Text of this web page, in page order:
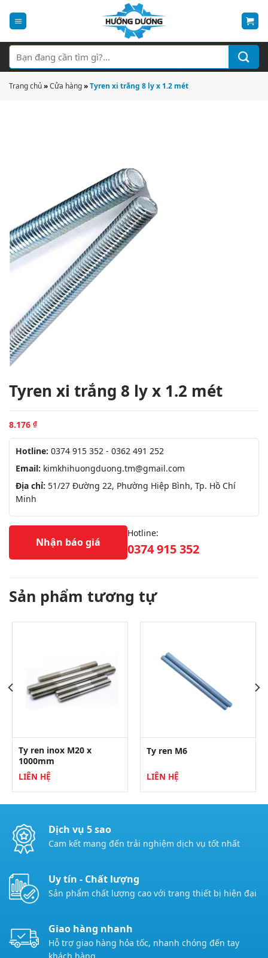
qua
dung
Tìm
kiếm:
Trang chủ»Cửa hàng»Tyren xi trắng 8 ly x 1.2 mét
Tyren xi trắng 8 ly x 1.2 mét
8.176 ₫
Hotline: 0374 915 352 - 0362 491 252
Email: kimkhihuongduong.tm@gmail.com
Địa chỉ: 51/27 Đường 22, Phường Hiệp Bình, Tp. Hồ Chí
Minh
Nhận báo giá
Hotline:
0374 915 352
Sản phẩm tương tự
Ty ren inox M20 x
1000mm
LIÊN HỆ
Ty ren M6
LIÊN HỆ
Dịch vụ 5 sao
Cam kết mang đến trải nghiệm dịch vụ tốt nhất
Uy tín - Chất lượng
Sản phẩm chất lượng cao với trang thiết bị hiện đại
Giao hàng nhanh
Hỗ trợ giao hàng hỏa tốc, nhanh chóng đến tay